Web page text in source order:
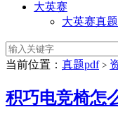
大英赛
大英赛真题
当前位置： 真题pdf >
积巧电竞椅怎